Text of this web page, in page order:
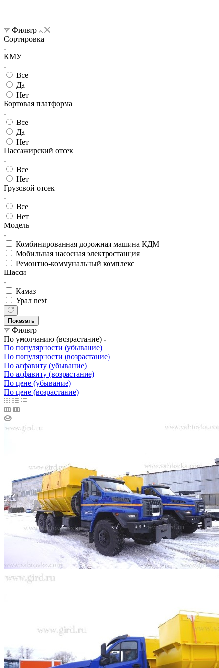
Фильтр
Сортировка
КМУ
Все
Да
Нет
Бортовая платформа
Все
Да
Нет
Пассажирский отсек
Все
Нет
Грузовой отсек
Все
Нет
Модель
Комбинированная дорожная машина КДМ
Мобильная насосная электростанция
Ремонтно-коммунальный комплекс
Шасси
Камаз
Урал next
Показать
Фильтр
По умолчанию (возрастание)
По популярности (убывание)
По популярности (возрастание)
По алфавиту (убывание)
По алфавиту (возрастание)
По цене (убывание)
По цене (возрастание)